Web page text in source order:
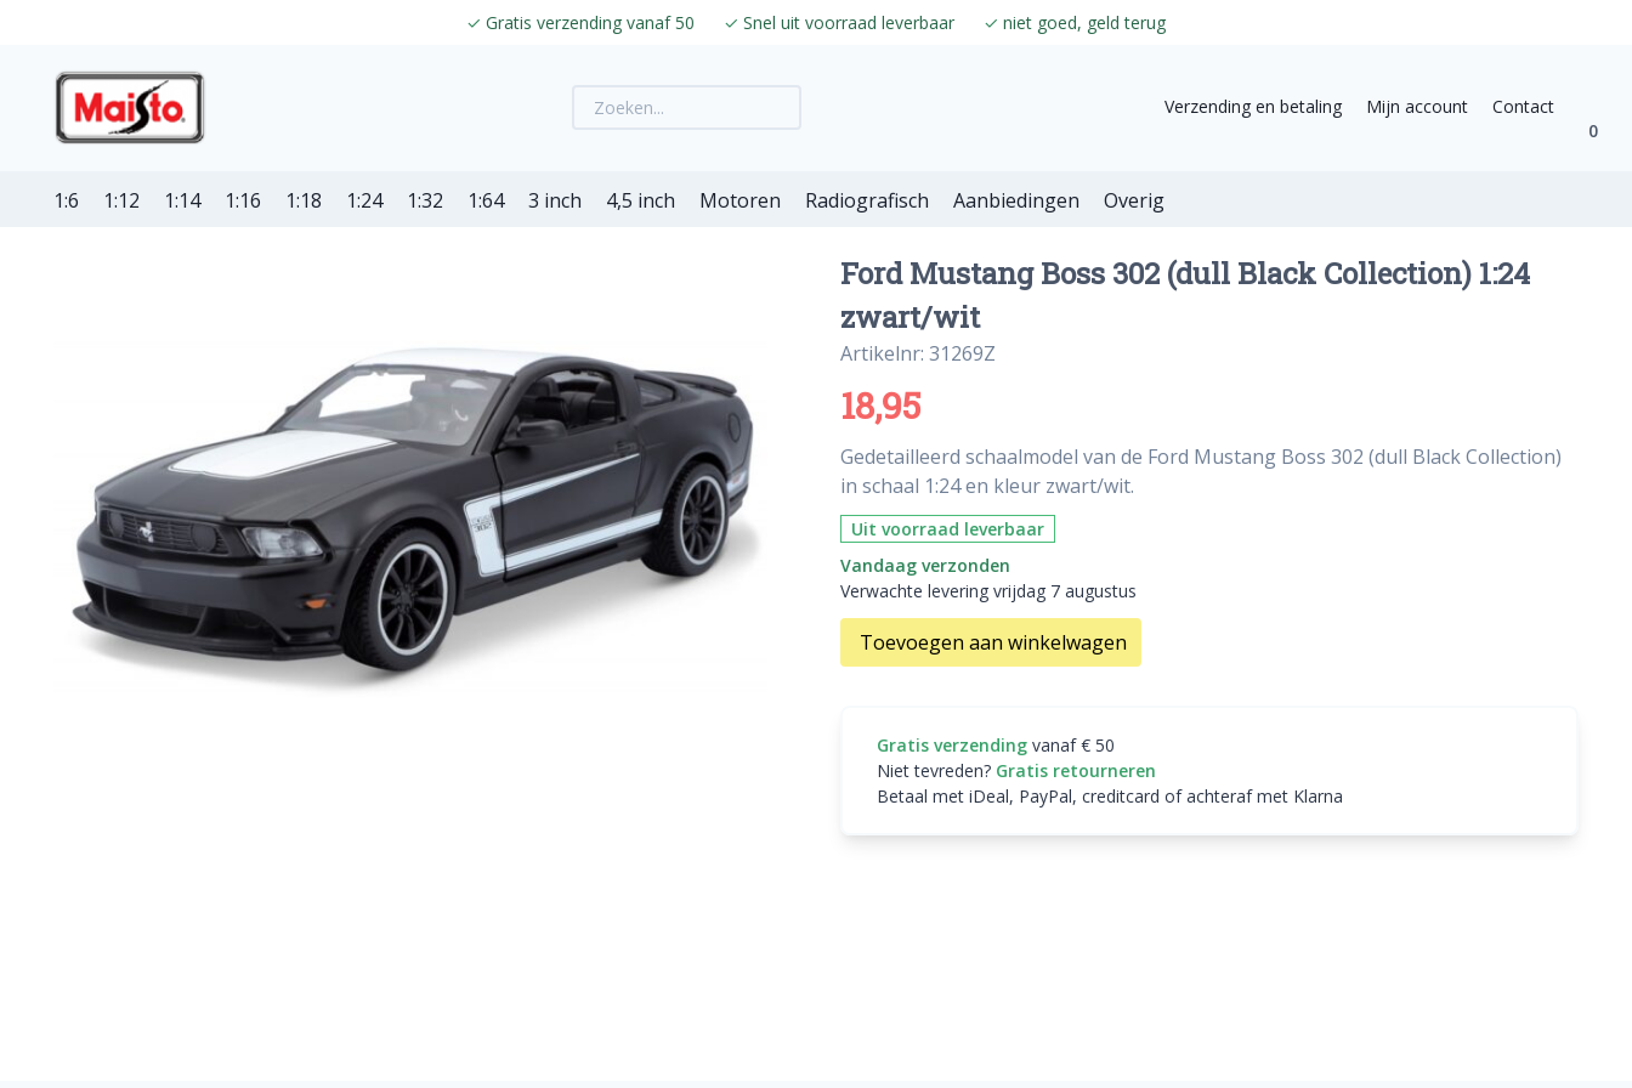
✓ Gratis verzending vanaf 50 ✓ Snel uit voorraad leverbaar ✓ niet goed, geld terug
Verzending en betaling Mijn account
Contact
0
1:6 1:12 1:14 1:16 1:18 1:24 1:32 1:64 3 inch 4,5 inch Motoren Radiografisch Aanbiedingen Overig
Ford Mustang Boss 302 (dull Black Collection) 1:24
zwart/wit
Artikelnr: 31269Z
18,95
Gedetailleerd schaalmodel van de Ford Mustang Boss 302 (dull Black Collection)
in schaal 1:24 en kleur zwart/wit.
Uit voorraad leverbaar
Vandaag verzonden
Verwachte levering vrijdag 7 augustus
Toevoegen aan winkelwagen
Gratis verzending vanaf € 50
Niet tevreden? Gratis retourneren
Betaal met iDeal, PayPal, creditcard of achteraf met Klarna